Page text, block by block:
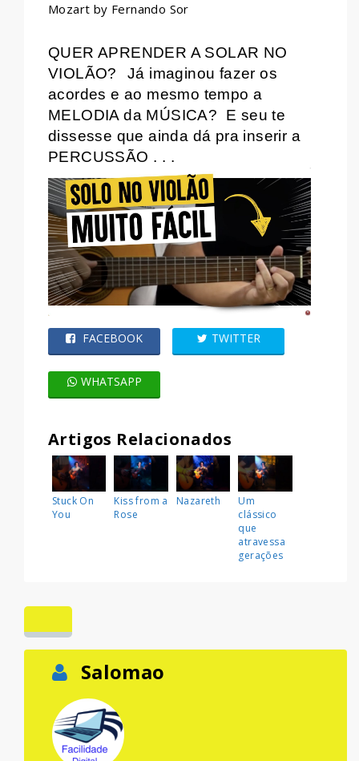
Mozart by Fernando Sor
QUER APRENDER A SOLAR NO
VIOLÃO?
Já imaginou fazer os
acordes e ao mesmo tempo a
MELODIA da MÚSICA? E seu te
dissesse que ainda dá pra inserir a
PERCUSSÃO . . .
FACEBOOK TWITTER
WHATSAPP
Artigos Relacionados
Stuck On
You
Kiss from a
Rose
Nazareth
Um
clássico
que
atravessa
gerações
Salomao